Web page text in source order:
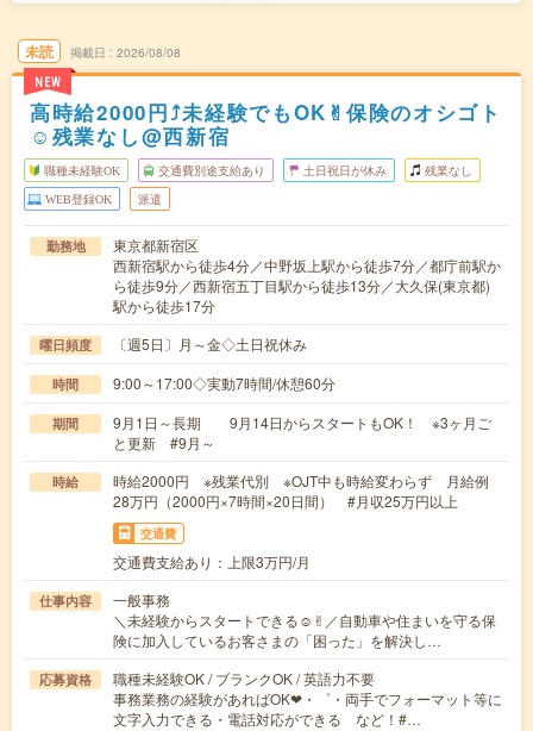
未読
NEW
掲載日 2026/08/08
高時給2000円⤴未経験でもOK✌︎保険のオシゴト
☺残業なし@西新宿
職種未経験OK 交通費別途支給あり 土日祝日が休み 残業なし
WEB登録OK 派遣
勤務地
東京都新宿区
西新宿駅から徒歩4分／中野坂上駅から徒歩7分／都庁前駅か
ら徒歩9分／西新宿五丁目駅から徒歩13分／大久保(東京都)
駅から徒歩17分
曜日頻度 〔週5日〕月～金◇土日祝休み
時間 9:00～17:00◇実動7時間/休憩60分
期間
9月1日～長期 9月14日からスタートもOK！ ※3ヶ月ご
と更新 #9月～
時給
時給2000円 ※残業代別 ※OJT中も時給変わらず 月給例
28万円（2000円×7時間×20日間） #月収25万円以上
交通費
交通費支給あり：上限3万円/月
仕事内容
一般事務
＼未経験からスタートできる☺✌︎／自動車や住まいを守る保
険に加入しているお客さまの「困った」を解決し…
応募資格
職種未経験OK / ブランクOK / 英語力不要
事務業務の経験があればOK❤︎・゜・両手でフォーマット等に
文字入力できる・電話対応ができる など！#…